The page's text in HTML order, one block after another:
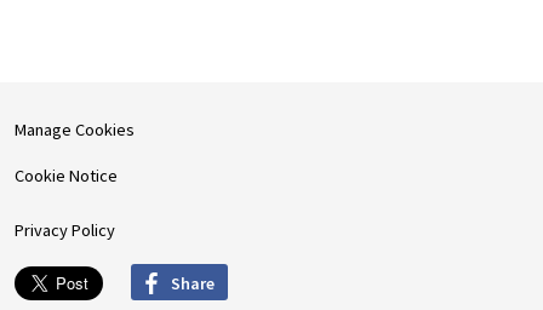
Manage Cookies
Cookie Notice
Privacy Policy
Share